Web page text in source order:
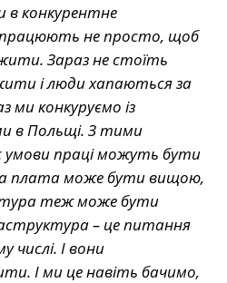
в конкурентне
не просто, щоб
Зараз не стоїть
і люди хапаються за
ми конкуруємо із
в Польщі. З тими
умови праці можуть бути
плата може бути вищою,
теж може бути
– це питання
числі. І вони
І ми це навіть бачимо,